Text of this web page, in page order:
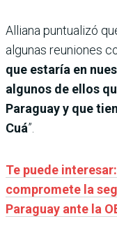
Alliana puntualizó
algunas reuniones
que estaría en
algunos de ellos
Paraguay y que
Cuá”.
Te puede
compromete la
Paraguay ante la